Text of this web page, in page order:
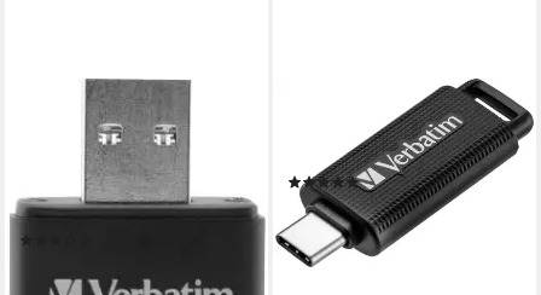
Keypad Secure 32GB USB-
Stick (USB 3.2,
Lesegeschwindigkeit 160
MB/s)
lieferbar - in 2-3 Werktagen bei dir
Store 'n' Go USB-Stick (USB
(1)
ab 16,38 €
lieferbar - in 2-3 Werktagen bei dir